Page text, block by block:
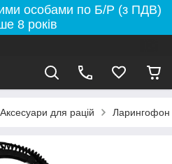
особами по Б/Р (з ПДВ)
8 років
Аксесуари для рацій Ларингофон